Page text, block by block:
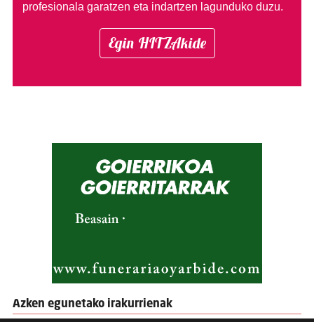
profesionala garatzen eta indartzen lagunduko duzu.
Egin HITZAkide
Azken egunetako irakurrienak